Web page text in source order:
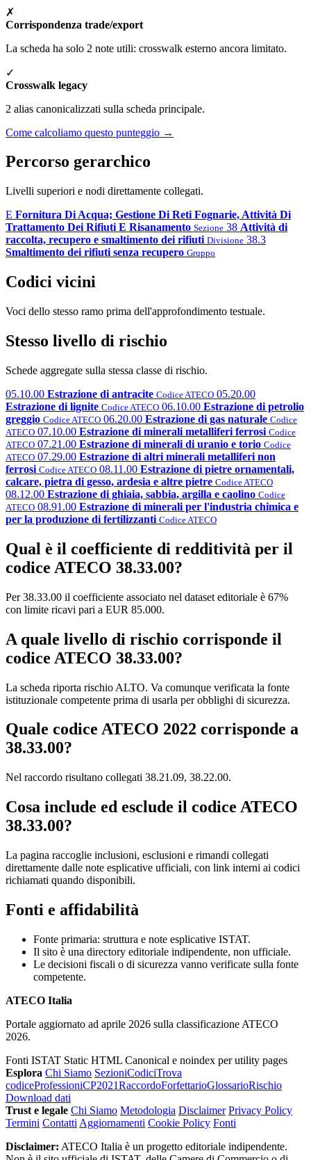
✗
Corrispondenza trade/export
La scheda ha solo 2 note utili: crosswalk esterno ancora limitato.
✓
Crosswalk legacy
2 alias canonicalizzati sulla scheda principale.
Come calcoliamo questo punteggio →
Percorso gerarchico
Livelli superiori e nodi direttamente collegati.
E Fornitura Di Acqua; Gestione Di Reti Fognarie, Attività Di
Trattamento Dei Rifiuti E Risanamento Sezione 38 Attività di
raccolta, recupero e smaltimento dei rifiuti Divisione 38.3
Smaltimento dei rifiuti senza recupero Gruppo
Codici vicini
Voci dello stesso ramo prima dell'approfondimento testuale.
Stesso livello di rischio
Schede aggregate sulla stessa classe di rischio.
05.10.00 Estrazione di antracite Codice ATECO 05.20.00
Estrazione di lignite Codice ATECO 06.10.00 Estrazione di petrolio
greggio Codice ATECO 06.20.00 Estrazione di gas naturale Codice
ATECO 07.10.00 Estrazione di minerali metalliferi ferrosi Codice
ATECO 07.21.00 Estrazione di minerali di uranio e torio Codice
ATECO 07.29.00 Estrazione di altri minerali metalliferi non
ferrosi Codice ATECO 08.11.00 Estrazione di pietre ornamentali,
calcare, pietra di gesso, ardesia e altre pietre Codice ATECO
08.12.00 Estrazione di ghiaia, sabbia, argilla e caolino Codice
ATECO 08.91.00 Estrazione di minerali per l'industria chimica e
per la produzione di fertilizzanti Codice ATECO
Qual è il coefficiente di redditività per il
codice ATECO 38.33.00?
Per 38.33.00 il coefficiente associato nel dataset editoriale è 67%
con limite ricavi pari a EUR 85.000.
A quale livello di rischio corrisponde il
codice ATECO 38.33.00?
La scheda riporta rischio ALTO. Va comunque verificata la fonte
istituzionale competente prima di usarla per obblighi di sicurezza.
Quale codice ATECO 2022 corrisponde a
38.33.00?
Nel raccordo risultano collegati 38.21.09, 38.22.00.
Cosa include ed esclude il codice ATECO
38.33.00?
La pagina raccoglie inclusioni, esclusioni e rimandi collegati
direttamente dalle note esplicative ufficiali, con link interni ai codici
richiamati quando disponibili.
Fonti e affidabilità
Fonte primaria: struttura e note esplicative ISTAT.
Il sito è una directory editoriale indipendente, non ufficiale.
Le decisioni fiscali o di sicurezza vanno verificate sulla fonte
competente.
ATECO Italia
Portale aggiornato ad aprile 2026 sulla classificazione ATECO
2026.
Fonti ISTAT Static HTML Canonical e noindex per utility pages
Esplora Chi Siamo SezioniCodiciTrova
codiceProfessioniCP2021RaccordoForfettarioGlossarioRischio
Download dati
Trust e legale Chi Siamo Metodologia Disclaimer Privacy Policy
Termini Contatti Aggiornamenti Cookie Policy Fonti
Disclaimer: ATECO Italia è un progetto editoriale indipendente.